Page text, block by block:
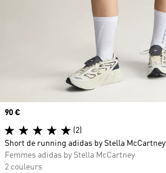
Prix
90 €
(2)
Short de running adidas by Stella McCartney
Femmes adidas by Stella McCartney
2 couleurs